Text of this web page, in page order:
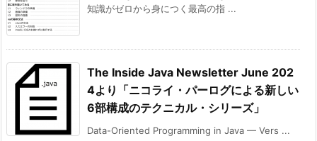
知識がゼロから身につく最高の指 ...
The Inside Java Newsletter June 202
4より「ニコライ・パーログによる新しい
6部構成のテクニカル・シリーズ」
Data-Oriented Programming in Java — Vers ...